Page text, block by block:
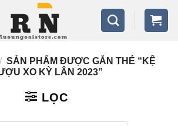
/ SẢN PHẨM ĐƯỢC GẮN THẺ “KỆ
XO KỲ LÂN 2023”
LỌC